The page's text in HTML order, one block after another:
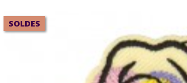
SOLDES